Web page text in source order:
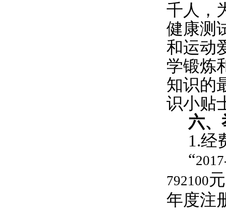
千人，
健康测
和运动
学锻炼
知识的
识小贴
六、
1.经
“
792100
年度注